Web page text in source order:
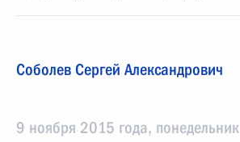
Соболев Сергей Александрович
9 ноября 2015 года, понедельник